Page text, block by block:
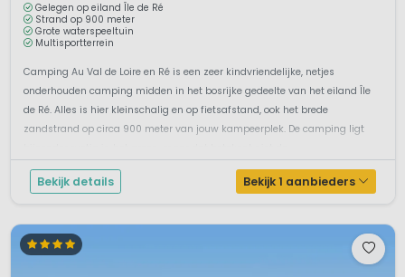
Gelegen op eiland Île de Ré
Strand op 900 meter
Grote waterspeeltuin
Multisportterrein
Camping Au Val de Loire en Ré is een zeer kindvriendelijke, netjes
onderhouden camping midden in het bosrijke gedeelte van het eiland Île
de Ré. Alles is hier kleinschalig en op fietsafstand, ook het brede
zandstrand op circa 900 meter van jouw kampeerplek. De camping ligt
Bekijk details Bekijk 1 aanbieders